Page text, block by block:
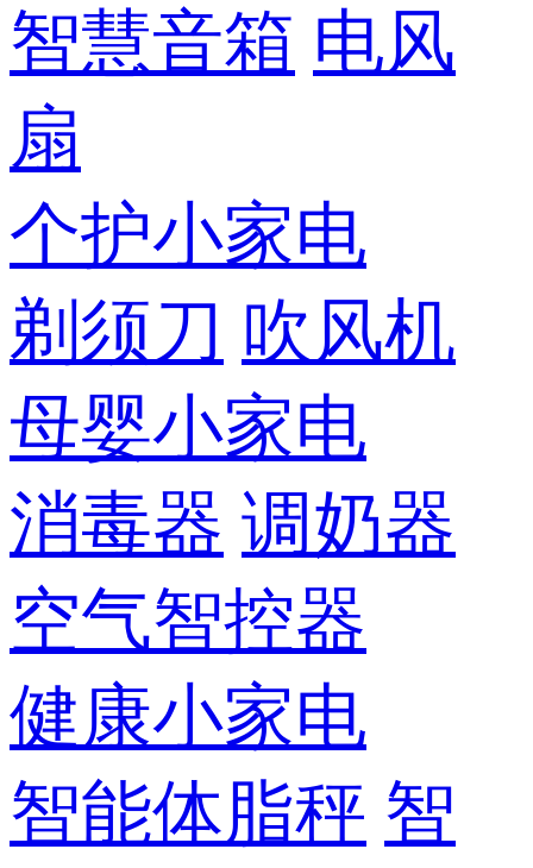
智慧音箱 电风
扇
个护小家电
剃须刀 吹风机
母婴小家电
消毒器 调奶器
空气智控器
健康小家电
智能体脂秤 智